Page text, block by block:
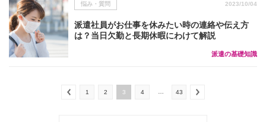
悩み・質問 2023/10/04
派遣社員がお仕事を休みたい時の連絡や伝え方
は？当日欠勤と長期休暇にわけて解説
派遣の基礎知識
1 2 3 4 43